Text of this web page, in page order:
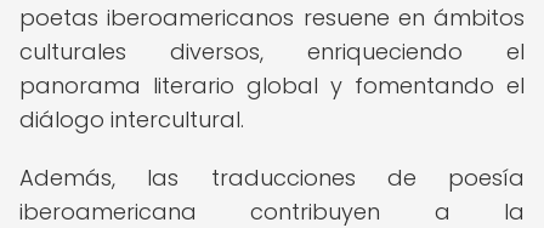
poetas iberoamericanos resuene en ámbitos
culturales diversos, enriqueciendo el
panorama literario global y fomentando el
diálogo intercultural.
Además, las traducciones de poesía
iberoamericana contribuyen a la